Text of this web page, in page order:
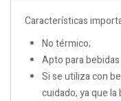
Características
No térmico;
Apto para
Si se utiliza con
cuidado, ya que